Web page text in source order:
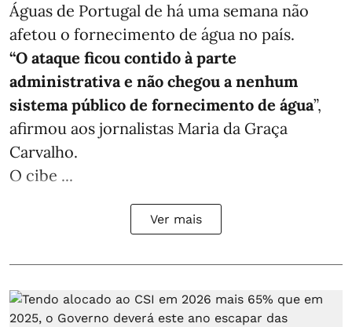
Águas de Portugal de há uma semana não
afetou o fornecimento de água no país.
“O ataque ficou contido à parte
administrativa e não chegou a nenhum
sistema público de fornecimento de água”,
afirmou aos jornalistas Maria da Graça
Carvalho.
O cibe ...
Ver mais